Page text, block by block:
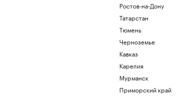
Ростов-на-Дону
Татарстан
Тюмень
Черноземье
Кавказ
Карелия
Мурманск
Приморский край